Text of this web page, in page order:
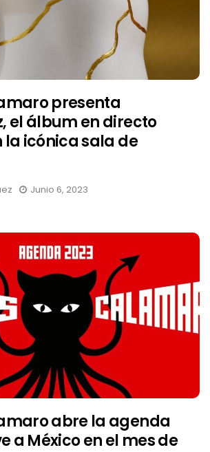
presenta
el álbum en directo
icónica sala de
Junio 6, 2023
abre la agenda
a México en el mes de